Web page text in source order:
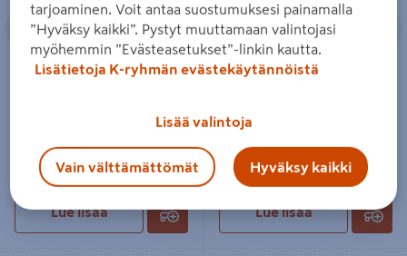
Edellinen Seuraava
14,95€/kpl
14,95 €
Lue lisää
Edellinen
24,95€/kpl
Lue lisää
tarjoaminen. Voit antaa suostumuksesi painamalla
”Hyväksy kaikki”. Pystyt muuttamaan valintojasi
myöhemmin ”Evästeasetukset”-linkin kautta.
Lisätietoja K-ryhmän evästekäytännöistä
Lisää valintoja
Vain välttämättömät Hyväksy kaikki